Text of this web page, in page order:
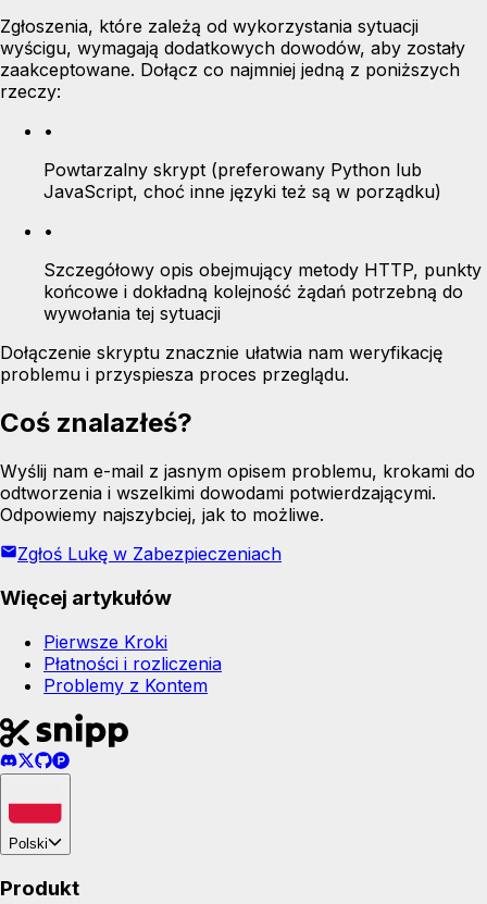
Zgłoszenia, które zależą od wykorzystania sytuacji
wyścigu, wymagają dodatkowych dowodów, aby zostały
zaakceptowane. Dołącz co najmniej jedną z poniższych
rzeczy:
•
Powtarzalny skrypt (preferowany Python lub
JavaScript, choć inne języki też są w porządku)
•
Szczegółowy opis obejmujący metody HTTP, punkty
końcowe i dokładną kolejność żądań potrzebną do
wywołania tej sytuacji
Dołączenie skryptu znacznie ułatwia nam weryfikację
problemu i przyspiesza proces przeglądu.
Coś znalazłeś?
Wyślij nam e-mail z jasnym opisem problemu, krokami do
odtworzenia i wszelkimi dowodami potwierdzającymi.
Odpowiemy najszybciej, jak to możliwe.
Zgłoś Lukę w Zabezpieczeniach
Więcej artykułów
Pierwsze Kroki
Płatności i rozliczenia
Problemy z Kontem
Polski
Produkt